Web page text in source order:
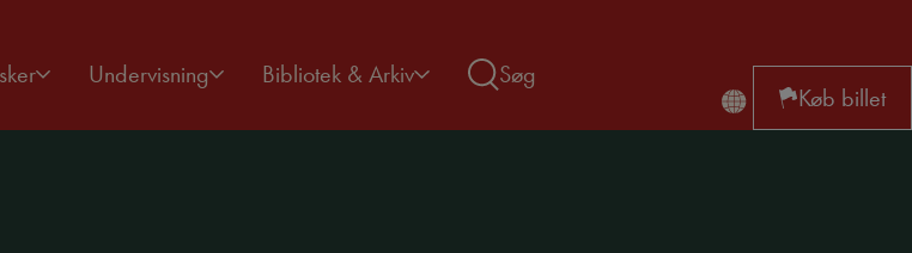
Undervisning Bibliotek & Arkiv
Søg
Køb billet